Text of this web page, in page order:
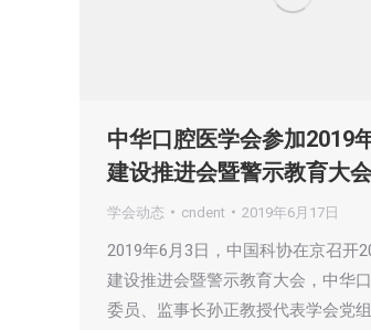
中华口腔医学会参加2019
建设推进会暨警示教育大会
学会动态 cndent 2019年6月17日
2019年6月3日，中国科协在京召开
建设推进会暨警示教育大会，中华
委员、监事长孙正教授代表学会党组